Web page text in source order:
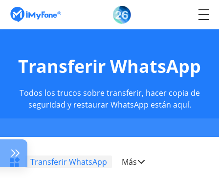
Transferir WhatsApp
Todos los trucos sobre transferir, hacer copia de
seguridad y restaurar WhatsApp están aquí.
Transferir WhatsApp Más